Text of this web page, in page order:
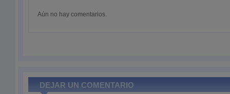
Aún no hay comentarios.
DEJAR UN COMENTARIO